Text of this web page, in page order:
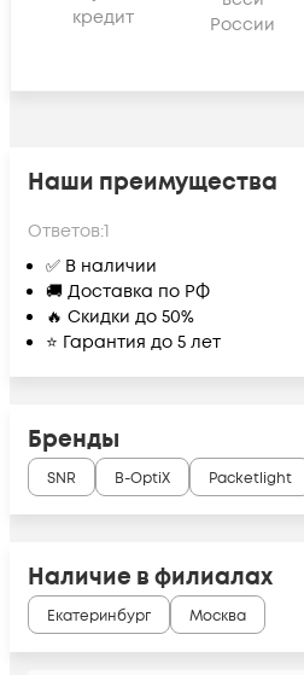
кредит
России
Наши преимущества
Ответов:1
✅ В наличии
🚚 Доставка по РФ
🔥 Скидки до 50%
⭐ Гарантия до 5 лет
Бренды
SNR B-OptiX Packetlight
Наличие в филиалах
Екатеринбург Москва